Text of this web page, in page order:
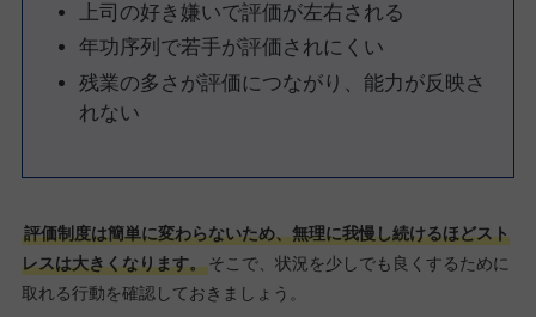
上司の好き嫌いで評価が左右される
年功序列で若手が評価されにくい
残業の多さが評価につながり、能力が反映さ
れない
評価制度は簡単に変わらないため、無理に我慢し続けるほどスト
レスは大きくなります。そこで、状況を少しでも良くするために
取れる行動を確認しておきましょう。